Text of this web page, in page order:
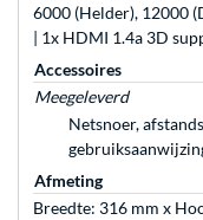
6000 (Helder), 12000
| 1x HDMI 1.4a 3D
Accessoires
Meegeleverd
Netsnoer,
Afmeting
Breedte: 316 mm x